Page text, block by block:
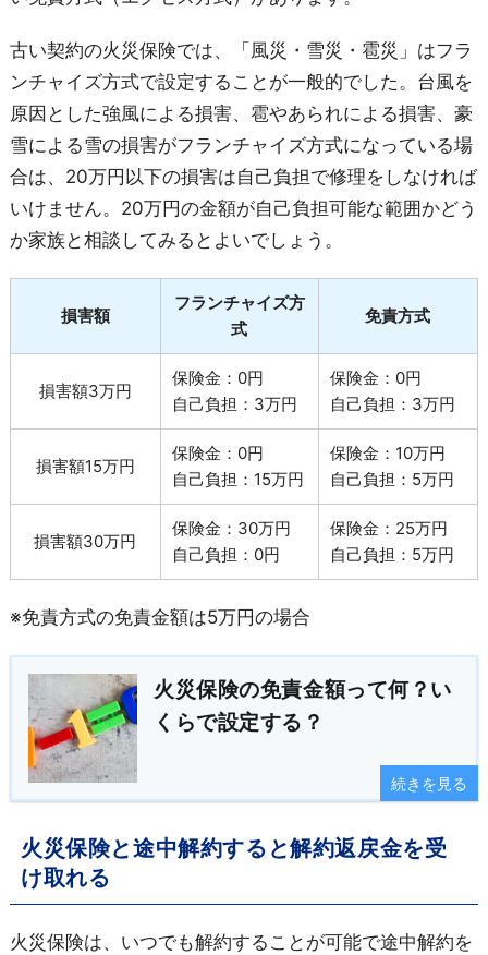
古い契約の火災保険では、「風災・雪災・雹災」はフラ
ンチャイズ方式で設定することが一般的でした。台風を
原因とした強風による損害、雹やあられによる損害、豪
雪による雪の損害がフランチャイズ方式になっている場
合は、20万円以下の損害は自己負担で修理をしなければ
いけません。20万円の金額が自己負担可能な範囲かどう
か家族と相談してみるとよいでしょう。
損害額
フランチャイズ方
式
免責方式
損害額3万円
保険金：0円
自己負担：3万円
保険金：0円
自己負担：3万円
損害額15万円
保険金：0円
自己負担：15万円
保険金：10万円
自己負担：5万円
損害額30万円
保険金：30万円
自己負担：0円
保険金：25万円
自己負担：5万円
※免責方式の免責金額は5万円の場合
火災保険の免責金額って何？い
くらで設定する？
続きを見る
火災保険と途中解約すると解約返戻金を受
け取れる
火災保険は、いつでも解約することが可能で途中解約を